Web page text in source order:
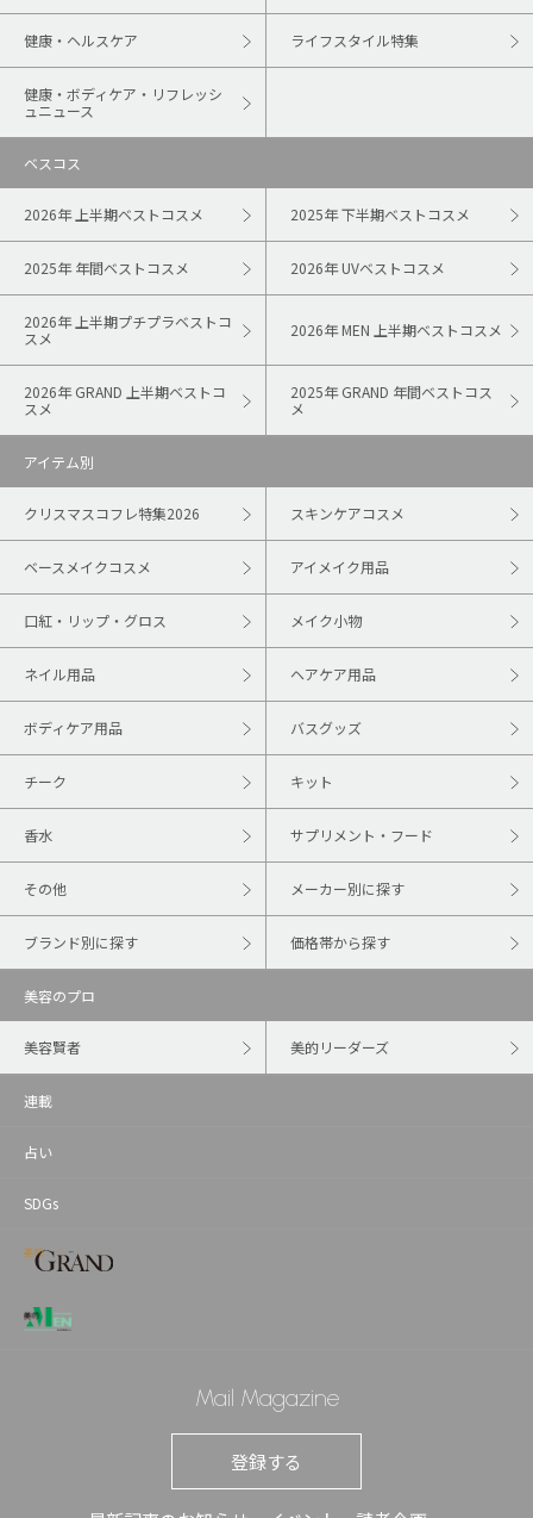
健康・ヘルスケア ライフスタイル特集
健康・ボディケア・リフレッシ
ュニュース
ベスコス
2026年 上半期ベストコスメ 2025年 下半期ベストコスメ
2025年 年間ベストコスメ 2026年 UVベストコスメ
2026年 上半期プチプラベストコ
スメ
2026年 MEN 上半期ベストコスメ
2026年 GRAND 上半期ベストコ
スメ
2025年 GRAND 年間ベストコス
メ
アイテム別
クリスマスコフレ特集2026 スキンケアコスメ
ベースメイクコスメ アイメイク用品
口紅・リップ・グロス メイク小物
ネイル用品 ヘアケア用品
ボディケア用品 バスグッズ
チーク キット
香水 サプリメント・フード
その他 メーカー別に探す
ブランド別に探す 価格帯から探す
美容のプロ
美容賢者 美的リーダーズ
連載
占い
SDGs
Mail Magazine
登録する